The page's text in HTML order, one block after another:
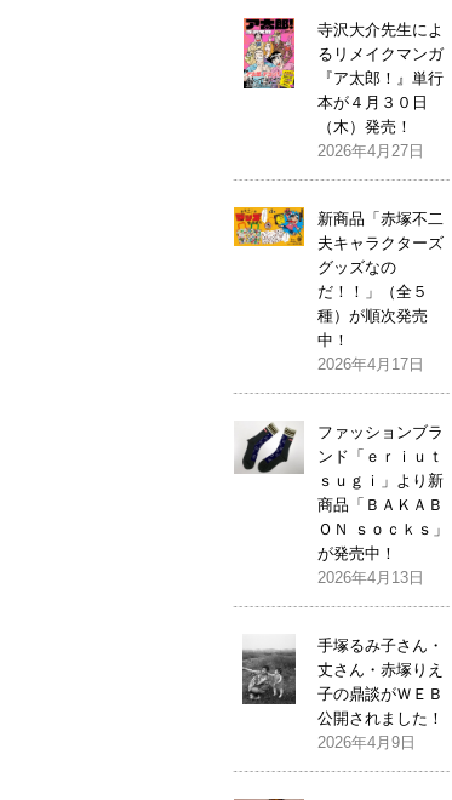
寺沢大介先生によ
るリメイクマンガ
『ア太郎！』単行
本が４月３０日
（木）発売！
2026年4月27日
新商品「赤塚不二
夫キャラクターズ
グッズなの
だ！！」（全５
種）が順次発売
中！
2026年4月17日
ファッションブラ
ンド「ｅｒｉｕｔ
ｓｕｇｉ」より新
商品「ＢＡＫＡＢ
ＯＮ ｓｏｃｋｓ」
が発売中！
2026年4月13日
手塚るみ子さん・
丈さん・赤塚りえ
子の鼎談がＷＥＢ
公開されました！
2026年4月9日